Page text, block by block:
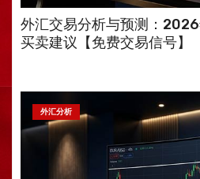
外汇交易分析与预测：
买卖建议【免费交易信号】
外汇分析